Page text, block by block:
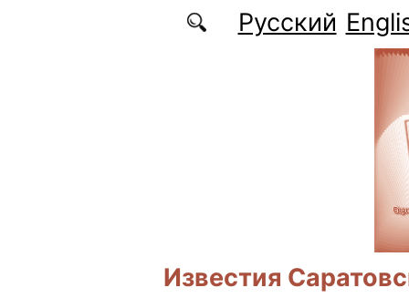
Перейти к основному содержаниюРусский
Известия